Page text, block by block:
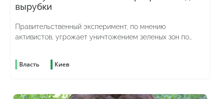
вырубки
Правительственный эксперимент, по мнению
активистов, угрожает уничтожением зеленых зон по
Власть Киев